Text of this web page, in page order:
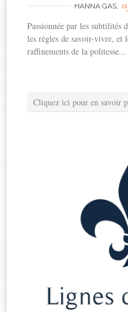
HANNA GAS,
Passionnée par les subtilités
les règles de savoir-vivre, et
raffinements de la politesse...
Cliquez ici pour en savoir